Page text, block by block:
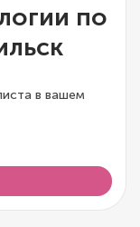
по
в вашем